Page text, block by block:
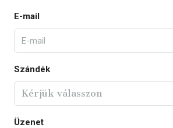
E-mail
Szándék
Kérjük válasszon
Üzenet